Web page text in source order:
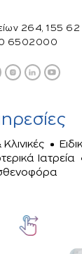
264, 155 62
6502000
Ιατρεία